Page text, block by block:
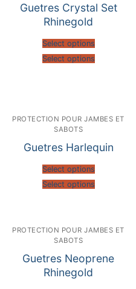
Guetres Crystal Set
Rhinegold
Select options
Select options
PROTECTION POUR JAMBES ET
SABOTS
Guetres Harlequin
Select options
Select options
PROTECTION POUR JAMBES ET
SABOTS
Guetres Neoprene
Rhinegold